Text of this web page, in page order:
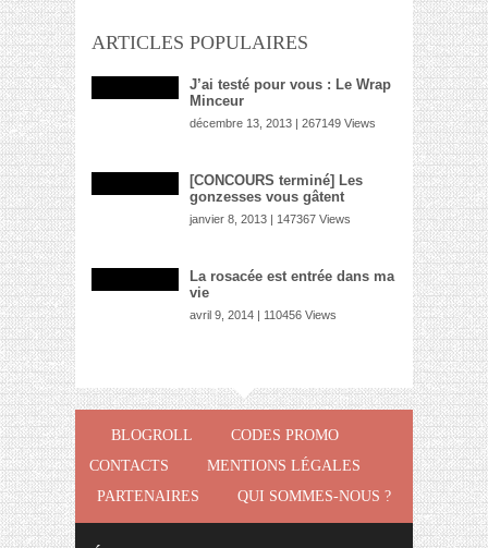
ARTICLES POPULAIRES
J’ai testé pour vous : Le Wrap
Minceur
décembre 13, 2013 | 267149 Views
[CONCOURS terminé] Les
gonzesses vous gâtent
janvier 8, 2013 | 147367 Views
La rosacée est entrée dans ma
vie
avril 9, 2014 | 110456 Views
BLOGROLL
CODES PROMO
CONTACTS
MENTIONS LÉGALES
PARTENAIRES
QUI SOMMES-NOUS ?